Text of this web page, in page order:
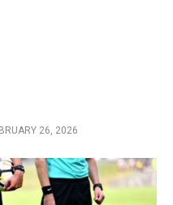
26, 2026